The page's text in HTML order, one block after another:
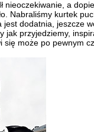
nieoczekiwanie, a
Nabraliśmy kurtek
dodatnia, jeszcze
jak przyjedziemy,
się może po pewnym